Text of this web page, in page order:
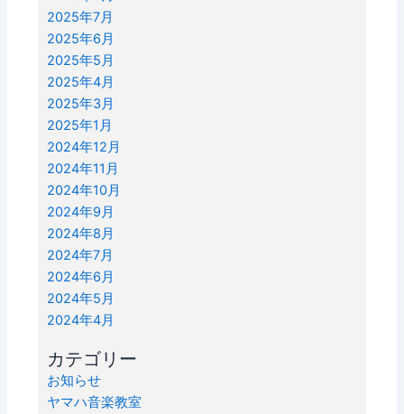
2025年7月
2025年6月
2025年5月
2025年4月
2025年3月
2025年1月
2024年12月
2024年11月
2024年10月
2024年9月
2024年8月
2024年7月
2024年6月
2024年5月
2024年4月
カテゴリー
お知らせ
ヤマハ音楽教室